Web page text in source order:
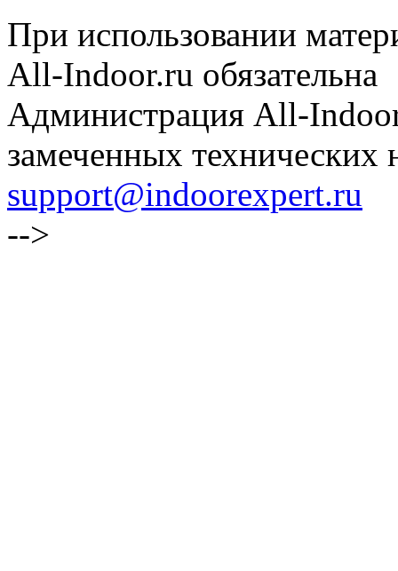
При использовании
All-Indoor.ru обязательна
Администрация All-
замеченных технических
support@indoorexpert.ru
-->